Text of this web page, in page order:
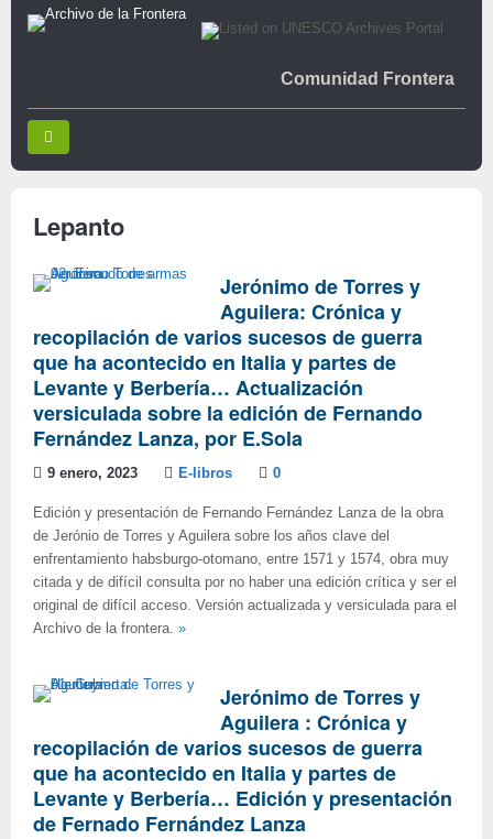
Comunidad Frontera
Lepanto
Jerónimo de Torres y
Aguilera: Crónica y
recopilación de varios sucesos de guerra
que ha acontecido en Italia y partes de
Levante y Berbería… Actualización
versiculada sobre la edición de Fernando
Fernández Lanza, por E.Sola
9 enero, 2023 E-libros 0
Edición y presentación de Fernando Fernández Lanza de la obra
de Jerónio de Torres y Aguilera sobre los años clave del
enfrentamiento habsburgo-otomano, entre 1571 y 1574, obra muy
citada y de difícil consulta por no haber una edición crítica y ser el
original de difícil acceso. Versión actualizada y versiculada para el
Archivo de la frontera. »
Jerónimo de Torres y
Aguilera : Crónica y
recopilación de varios sucesos de guerra
que ha acontecido en Italia y partes de
Levante y Berbería… Edición y presentación
de Fernado Fernández Lanza